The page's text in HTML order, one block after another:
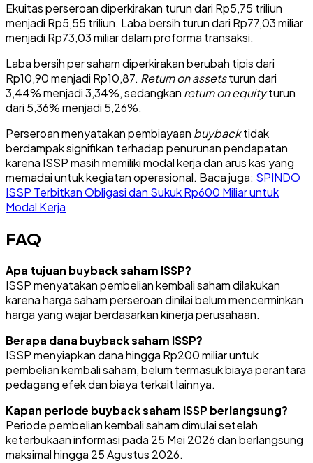
Ekuitas perseroan diperkirakan turun dari Rp5,75 triliun
menjadi Rp5,55 triliun. Laba bersih turun dari Rp77,03 miliar
menjadi Rp73,03 miliar dalam proforma transaksi.
Laba bersih per saham diperkirakan berubah tipis dari
Rp10,90 menjadi Rp10,87. Return on assetsturun dari
3,44% menjadi 3,34%, sedangkan return on equityturun
dari 5,36% menjadi 5,26%.
Perseroan menyatakan pembiayaan buybacktidak
berdampak signifikan terhadap penurunan pendapatan
karena ISSP masih memiliki modal kerja dan arus kas yang
memadai untuk kegiatan operasional. Baca juga: SPINDO
ISSP Terbitkan Obligasi dan Sukuk Rp600 Miliar untuk
Modal Kerja
FAQ
Apa tujuan buyback saham ISSP?
ISSP menyatakan pembelian kembali saham dilakukan
karena harga saham perseroan dinilai belum mencerminkan
harga yang wajar berdasarkan kinerja perusahaan.
Berapa dana buyback saham ISSP?
ISSP menyiapkan dana hingga Rp200 miliar untuk
pembelian kembali saham, belum termasuk biaya perantara
pedagang efek dan biaya terkait lainnya.
Kapan periode buyback saham ISSP berlangsung?
Periode pembelian kembali saham dimulai setelah
keterbukaan informasi pada 25 Mei 2026 dan berlangsung
maksimal hingga 25 Agustus 2026.